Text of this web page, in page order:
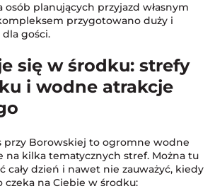
osób planujących przyjazd własnym
przygotowano duży i
gości.
się w środku: strefy
i wodne atrakcje
przy Borowskiej to ogromne wodne
na kilka tematycznych stref. Można tu
cały dzień i nawet nie zauważyć, kiedy
czeka na Ciebie w środku: